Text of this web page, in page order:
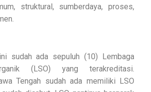
struktural, sumberdaya, proses,
sudah ada sepuluh (10) Lembaga
(LSO) yang terakreditasi.
Tengah sudah ada memiliki LSO